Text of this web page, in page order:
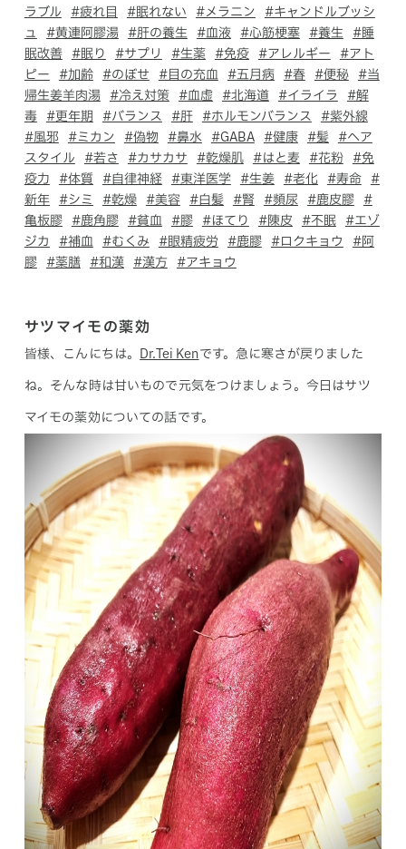
ラブル
#疲れ目 #眠れない #メラニン
#キャンドルブッシ
ュ
#黄連阿膠湯 #肝の養生 #血液 #心筋梗塞 #養生
#睡
眠改善
#眠り #サプリ #生薬 #免疫 #アレルギー
#アト
ピー
#加齢 #のぼせ #目の充血 #五月病 #春 #便秘
#当
帰生姜羊肉湯
#冷え対策 #血虚 #北海道 #イライラ
#解
毒
#更年期 #バランス #肝 #ホルモンバランス
#紫外線
#風邪
#ミカン #偽物 #鼻水 #GABA #健康 #髪
#ヘア
スタイル
#若さ #カサカサ #乾燥肌 #はと麦 #花粉
#免
疫力
#体質 #自律神経 #東洋医学 #生姜 #老化 #寿命
#
新年
#シミ #乾燥 #美容 #白髪 #腎 #頻尿 #鹿皮膠
#
亀板膠
#鹿角膠 #貧血 #膠 #ほてり #陳皮 #不眠
#エゾ
ジカ
#補血 #むくみ #眼精疲労 #鹿膠 #ロクキョウ
#阿
膠
#薬膳 #和漢 #漢方 #アキョウ
サツマイモの薬効
皆様、こんにちは。 Dr.Tei Kenです。急に寒さが戻りました
ね。そんな時は甘いもので元気をつけましょう。今日はサツ
マイモの薬効についての話です。